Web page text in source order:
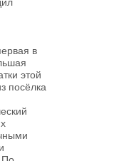
в
этой
посёлка